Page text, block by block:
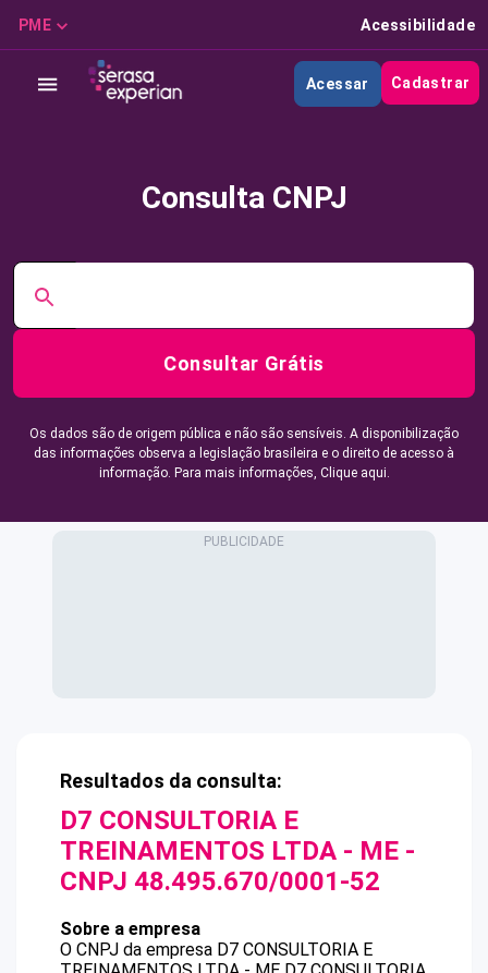
PME Acessibilidade
Acessar Cadastrar
Consulta CNPJ
Consultar Grátis
Os dados são de origem pública e não são sensíveis. A disponibilização
das informações observa a legislação brasileira e o direito de acesso à
informação. Para mais informações, Clique aqui.
Resultados da consulta:
D7 CONSULTORIA E
TREINAMENTOS LTDA - ME -
CNPJ 48.495.670/0001-52
Sobre a empresa
O CNPJ da empresa D7 CONSULTORIA E